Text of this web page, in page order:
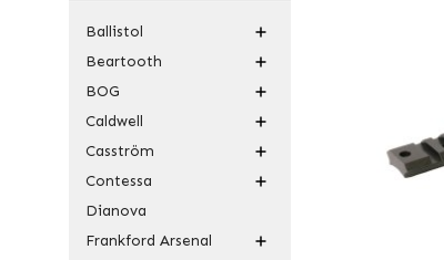
Ballistol
Beartooth
BOG
Caldwell
Casström
Contessa
Dianova
Frankford Arsenal